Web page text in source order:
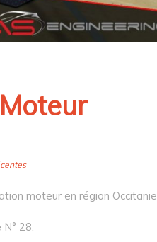
moteur en région Occitanie.
28.